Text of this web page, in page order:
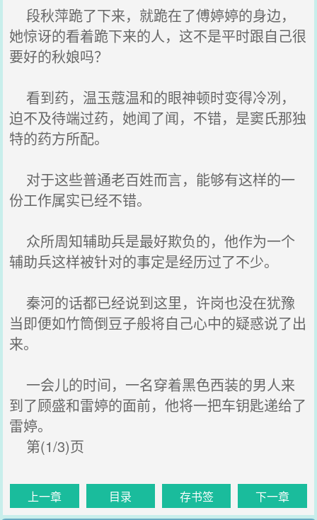
段秋萍跪了下来，就跪在了傅婷婷的身边，
她惊讶的看着跪下来的人，这不是平时跟自己很
要好的秋娘吗？
看到药，温玉蔻温和的眼神顿时变得冷冽，
迫不及待端过药，她闻了闻，不错，是窦氏那独
特的药方所配。
对于这些普通老百姓而言，能够有这样的一
份工作属实已经不错。
众所周知辅助兵是最好欺负的，他作为一个
辅助兵这样被针对的事定是经历过了不少。
秦河的话都已经说到这里，许岗也没在犹豫
当即便如竹筒倒豆子般将自己心中的疑惑说了出
来。
一会儿的时间，一名穿着黑色西装的男人来
到了顾盛和雷婷的面前，他将一把车钥匙递给了
雷婷。
第(1/3)页
上一章 目录 存书签 下一章